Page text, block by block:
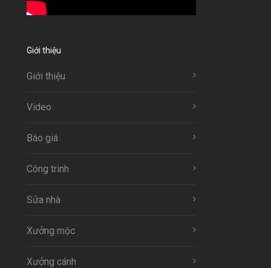
Giới thiệu
Giới thiệu
Video
Báo giá
Công trinh
Sửa nhà
Xưởng mộc
Xưởng cánh